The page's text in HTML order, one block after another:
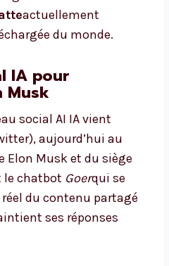
actuellement
du monde.
IA pour
Musk
social AI IA vient
aujourd’hui au
Elon Musk et du siège
le chatbot Goerqui se
du contenu partagé
ses réponses